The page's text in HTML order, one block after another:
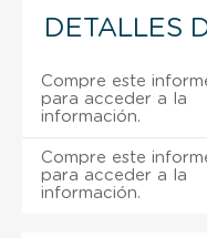
DETALLES
Compre este
para acceder a la
información.
Compre este
para acceder a la
información.